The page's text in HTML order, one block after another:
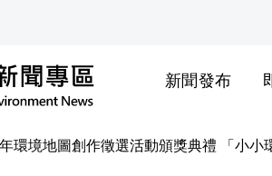
專區
新聞發布
環境地圖創作徵選活動頒獎典禮 「小小